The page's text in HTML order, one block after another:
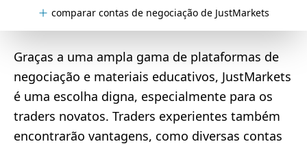
comparar contas de negociação de JustMarkets
Graças a uma ampla gama de plataformas de
negociação e materiais educativos, JustMarkets
é uma escolha digna, especialmente para os
traders novatos. Traders experientes também
encontrarão vantagens, como diversas contas